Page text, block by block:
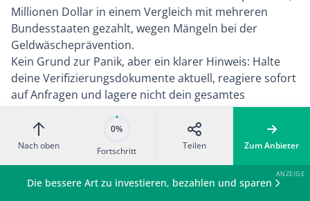
Millionen Dollar in einem Vergleich mit mehreren
Bundesstaaten gezahlt, wegen Mängeln bei der
Geldwäscheprävention.
Kein Grund zur Panik, aber ein klarer Hinweis: Halte
deine Verifizierungsdokumente aktuell, reagiere sofort
auf Anfragen und lagere nicht dein gesamtes
Vermögen bei Wise. Als Zweitkonto für
Auslandstransaktionen: sicher genug. Als Hauptkonto
für alles? Eher nicht.
Wir nutzen Wise seit über drei Jahren für
Auslandsüberweisungen und als Reisekonto. In dieser
Nach oben
0%
Fortschritt
Teilen Zum Anbieter
Die bessere Art zu investieren, bezahlen und sparen